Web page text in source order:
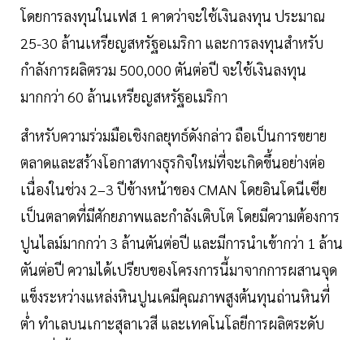
โดยการลงทุนในเฟส 1 คาดว่าจะใช้เงินลงทุน ประมาณ
25-30 ล้านเหรียญสหรัฐอเมริกา และการลงทุนสำหรับ
กำลังการผลิตรวม 500,000 ตันต่อปี จะใช้เงินลงทุน
มากกว่า 60 ล้านเหรียญสหรัฐอเมริกา
สำหรับความร่วมมือเชิงกลยุทธ์ดังกล่าว ถือเป็นการขยาย
ตลาดและสร้างโอกาสทางธุรกิจใหม่ที่จะเกิดขึ้นอย่างต่อ
เนื่องในช่วง 2–3 ปีข้างหน้าของ CMAN โดยอินโดนีเซีย
เป็นตลาดที่มีศักยภาพและกำลังเติบโต โดยมีความต้องการ
ปูนไลม์มากกว่า 3 ล้านตันต่อปี และมีการนำเข้ากว่า 1 ล้าน
ตันต่อปี ความได้เปรียบของโครงการนี้มาจากการผสานจุด
แข็งระหว่างแหล่งหินปูนเคมีคุณภาพสูงต้นทุนถ่านหินที่
ต่ำ ทำเลบนเกาะสุลาเวสี และเทคโนโลยีการผลิตระดับ